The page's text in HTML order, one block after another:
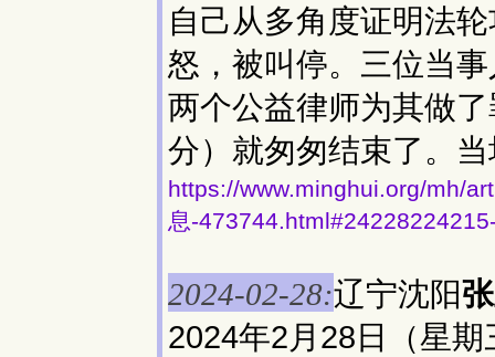
自己从多角度证明法
怒，被叫停。三位当
两个公益律师为其做
分）就匆匆结束了。
https://www.minghui.org/mh/
息-
2024-02-28:辽宁沈阳
2024年2月28日（星